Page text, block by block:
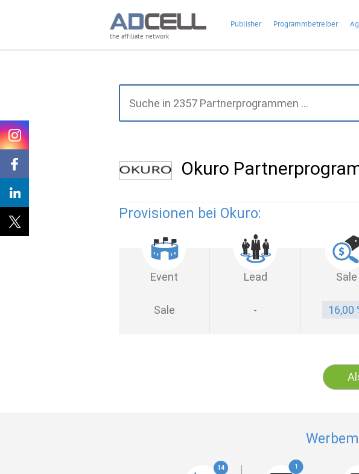
the affiliate network
Publisher Programmbetreiber
Okuro
Provisionen bei Okuro:
Event Lead Sale
Sale - 16,00
14 1